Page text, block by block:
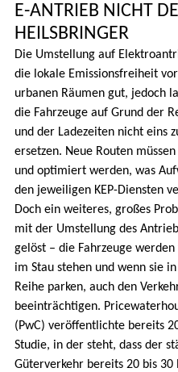
E-ANTRIEB NICHT
HEILSBRINGER
Die Umstellung auf
die lokale Emissionsfreiheit
urbanen Räumen gut, jedoch
die Fahrzeuge auf Grund der
und der Ladezeiten nicht eins
ersetzen. Neue Routen
und optimiert werden, was
den jeweiligen KEP-Diensten
Doch ein weiteres, großes
mit der Umstellung des
gelöst – die Fahrzeuge
im Stau stehen und wenn sie
Reihe parken, auch den
beeinträchtigen.
(PwC) veröffentlichte bereits
Studie, in der steht, dass der
Güterverkehr bereits 20 bis 30